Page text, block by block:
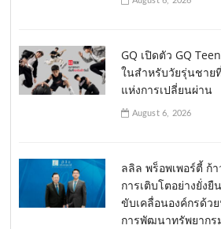
GQ เปิดตัว GQ
ในสำหรับวัยรุ่นชาย
แห่งการเปลี่ยนผ่าน
August 6, 2026
ลลิล พร็อพเพอร์ตี้ ก้
การเติบโตอย่างยั่ง
ขับเคลื่อนองค์กรด้ว
การพัฒนาทรัพยากร